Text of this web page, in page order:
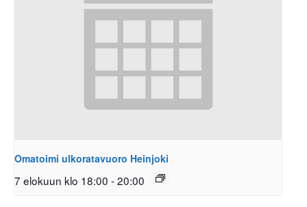
Omatoimi ulkoratavuoro Heinjoki
7 elokuun klo 18:00 -20:00